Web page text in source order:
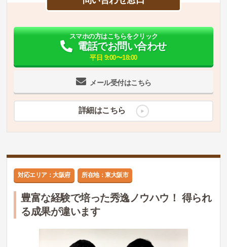
メール受付はこちら
スマホの方はこちらをクリック
電話でお問い合わせ
平日 9:00〜18:00
詳細はこちら
対応エリア：大阪府 所在地：東大阪市
豊富な経験で培った秀逸ノウハウ！ 得られ
る成果が違います